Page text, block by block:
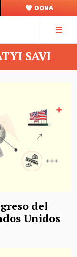
DONA
SAVI
del
Unidos